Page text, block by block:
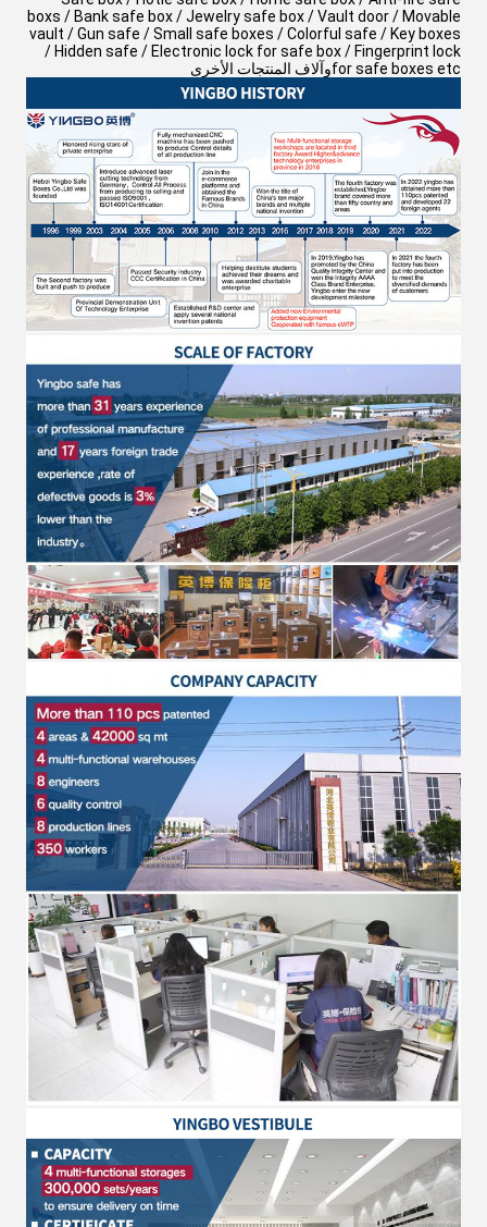
boxs / Bank safe box / Jewelry safe box / Vault door / Movable
vault / Gun safe / Small safe boxes / Colorful safe / Key boxes
/ Hidden safe / Electronic lock for safe box / Fingerprint lock
for safe boxes etcوآلاف المنتجات الأخرى